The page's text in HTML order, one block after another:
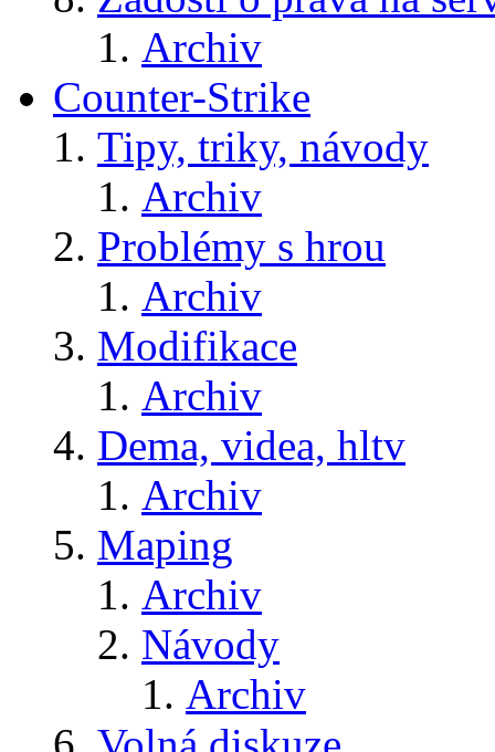
Archiv
Counter-Strike
Tipy, triky, návody
Archiv
Problémy s hrou
Archiv
Modifikace
Archiv
Dema, videa, hltv
Archiv
Maping
Archiv
Návody
Archiv